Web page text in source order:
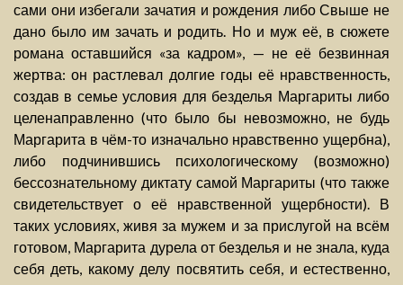
сами они избегали зачатия и рождения либо Свыше не
дано было им зачать и родить. Но и муж её, в сюжете
романа оставшийся «за кадром», — не её безвинная
жертва: он растлевал долгие годы её нравственность,
создав в семье условия для безделья Маргариты либо
целенаправленно (что было бы невозможно, не будь
Маргарита в чём-то изначально нравственно ущербна),
либо подчинившись психологическому (возможно)
бессознательному диктату самой Маргариты (что также
свидетельствует о её нравственной ущербности). В
таких условиях, живя за мужем и за прислугой на всём
готовом, Маргарита дурела от безделья и не знала, куда
себя деть, какому делу посвятить себя, и естественно,